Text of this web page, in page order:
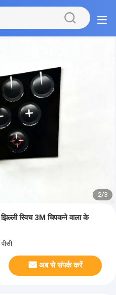
2/3
स्विच 3M चिपकने वाला के
अब से संपर्क करें